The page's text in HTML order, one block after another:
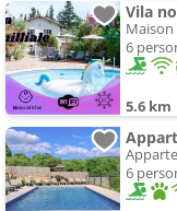
Vila
Maison
6
5.6 km
6